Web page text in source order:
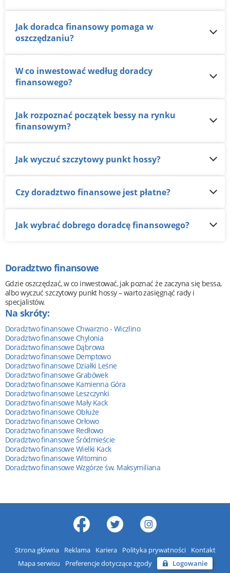
Jak doradca finansowy pomaga w
oszczędzaniu?
W co inwestować według doradcy
finansowego?
Jak rozpoznać początek bessy na rynku
finansowym?
Jak wyczuć szczytowy punkt hossy?
Czy doradztwo finansowe jest płatne?
Jak wybrać dobrego doradcę finansowego?
Doradztwo finansowe
Gdzie oszczędzać, w co inwestować, jak poznać że zaczyna się bessa,
albo wyczuć szczytowy punkt hossy – warto zasięgnąć rady i
specjalistów.
Na skróty:
Doradztwo finansowe Chwarzno - Wiczlino
Doradztwo finansowe Chylonia
Doradztwo finansowe Dąbrowa
Doradztwo finansowe Demptowo
Doradztwo finansowe Działki Leśne
Doradztwo finansowe Grabówek
Doradztwo finansowe Kamienna Góra
Doradztwo finansowe Leszczynki
Doradztwo finansowe Mały Kack
Doradztwo finansowe Obłuże
Doradztwo finansowe Orłowo
Doradztwo finansowe Redłowo
Doradztwo finansowe Śródmieście
Doradztwo finansowe Wielki Kack
Doradztwo finansowe Witomino
Doradztwo finansowe Wzgórze św. Maksymiliana
Strona główna Reklama Kariera Polityka prywatności
Kontakt
Mapa serwisu
Preferencje dotyczące zgody
Logowanie